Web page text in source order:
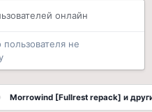
онлайн
не
Morrowind [Fullrest repack] и